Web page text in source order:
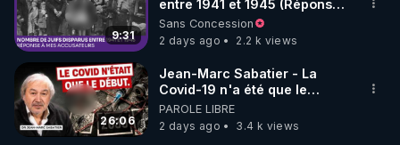
9:31
entre 1941 et 1945 (Réponse
à mes accusateurs)
Sans Concession
2 days ago
2.2 k views
26:06
Jean-Marc Sabatier - La
Covid-19 n'a été que le
début - L'ARNm & l'ARNm-aa
jusqu où auront-t-il ?
PAROLE LIBRE
2 days ago
3.4 k views